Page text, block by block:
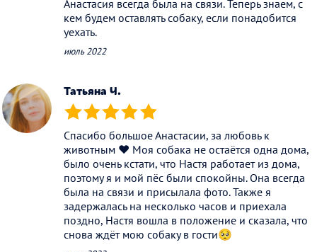
Анастасия всегда была на связи. Теперь знаем, с
кем будем оставлять собаку, если понадобится
уехать.
июль 2022
Татьяна Ч.
(*) (*) (*) (*) (*)
Спасибо большое Анастасии, за любовь к
животным ❤️ Моя собака не остаётся одна дома,
было очень кстати, что Настя работает из дома,
поэтому я и мой пёс были спокойны. Она всегда
была на связи и присылала фото. Также я
задержалась на несколько часов и приехала
поздно, Настя вошла в положение и сказала, что
снова ждёт мою собаку в гости🥺